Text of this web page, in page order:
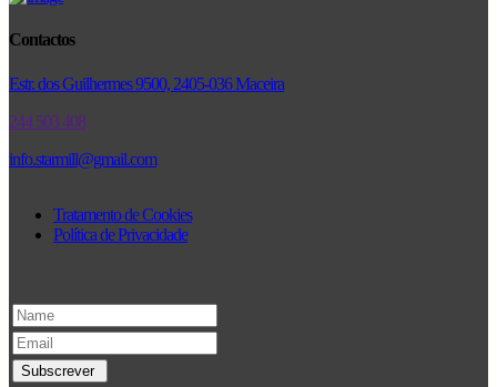
Contactos
Estr. dos Guilhermes 9500, 2405-036 Maceira
244 503 408
info.starmill@gmail.com
Tratamento de Cookies
Política de Privacidade